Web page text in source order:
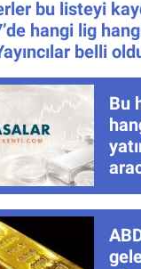
bu listeyi
hangi lig
belli
Bu
ara